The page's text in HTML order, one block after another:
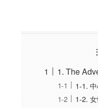
1. The
1-1.
1-2.